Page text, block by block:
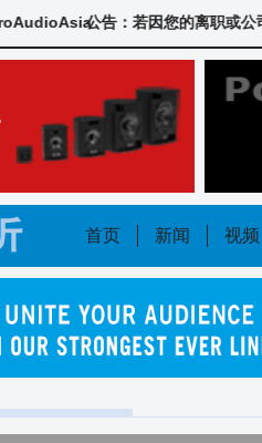
公告：若因您的离职或公司
首页 新闻 视频